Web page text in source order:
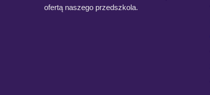
ofertą naszego przedszkola.